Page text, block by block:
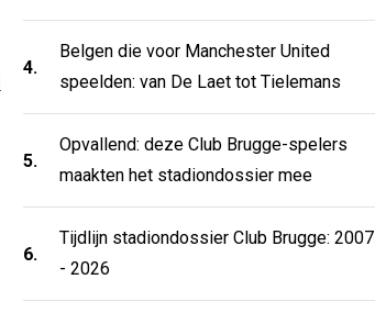
4.
Belgen die voor Manchester United
speelden: van De Laet tot Tielemans
5.
Opvallend: deze Club Brugge-spelers
maakten het stadiondossier mee
6.
Tijdlijn stadiondossier Club Brugge: 2007
- 2026